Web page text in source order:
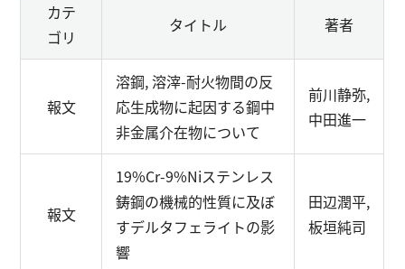
カテ
ゴリ
タイトル 著者
報文
溶鋼, 溶滓-耐火物間の反
応生成物に起因する鋼中
非金属介在物について
前川静弥,
中田進一
報文
19%Cr-9%Niステンレス
鋳鋼の機械的性質に及ぼ
すデルタフェライトの影
響
田辺潤平,
板垣純司